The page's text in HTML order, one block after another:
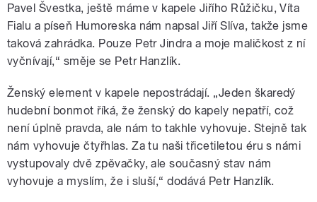
Pavel Švestka, ještě máme v kapele Jiřího Růžičku, Víta
Fialu a píseň Humoreska nám napsal Jiří Slíva, takže jsme
taková zahrádka. Pouze Petr Jindra a moje maličkost z ní
vyčnívají,“ směje se Petr Hanzlík.
Ženský element v kapele nepostrádají. „Jeden škaredý
hudební bonmot říká, že ženský do kapely nepatří, což
není úplně pravda, ale nám to takhle vyhovuje. Stejně tak
nám vyhovuje čtyřhlas. Za tu naši třicetiletou éru s námi
vystupovaly dvě zpěvačky, ale současný stav nám
vyhovuje a myslím, že i sluší,“ dodává Petr Hanzlík.